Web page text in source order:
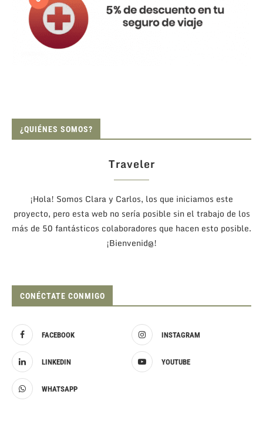
¿QUIÉNES SOMOS?
Traveler
¡Hola! Somos Clara y Carlos, los que iniciamos este
proyecto, pero esta web no sería posible sin el trabajo de los
más de 50 fantásticos colaboradores que hacen esto posible.
¡Bienvenid@!
CONÉCTATE CONMIGO
FACEBOOK INSTAGRAM
LINKEDIN YOUTUBE
WHATSAPP